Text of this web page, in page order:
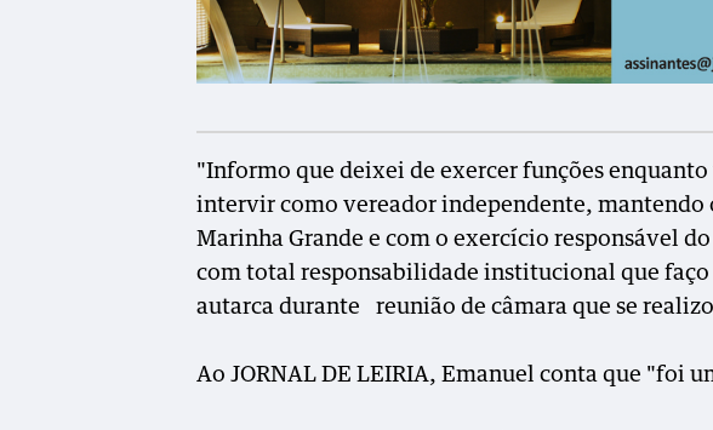
"Informo que deixei de exercer funções enquanto
intervir como vereador independente, mantendo
Marinha Grande e com o exercício responsável
com total responsabilidade institucional que
autarca durante reunião de câmara que se
Ao JORNAL DE LEIRIA, Emanuel conta que "foi